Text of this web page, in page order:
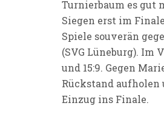
Turnierbaum es gut
Siegen erst im
Spiele souverän
(SVG Lüneburg). Im
und 15:9. Gegen
Rückstand aufholen
Einzug ins Finale.